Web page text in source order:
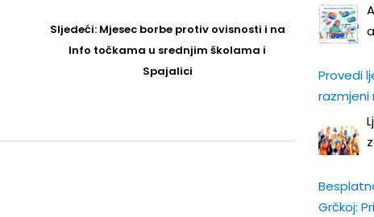
Sljedeći: Sljedeći
Post
Mjesec borbe protiv ovisnosti i na
Info točkama u srednjim školama i
Spajalici
Provedi
razmjeni
Grčkoj: